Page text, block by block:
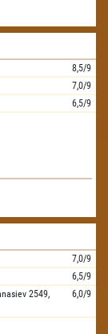
8,5/9
7,0/9
6,5/9
7,0/9
6,5/9
2549,
6,0/9